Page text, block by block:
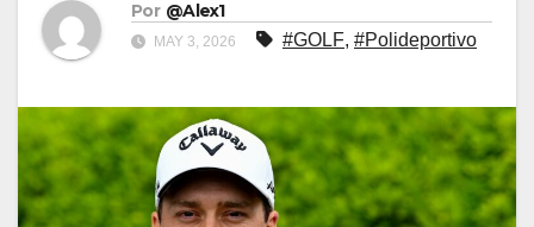
Por @Alex1
MAY 3, 2026 #GOLF, #Polideportivo